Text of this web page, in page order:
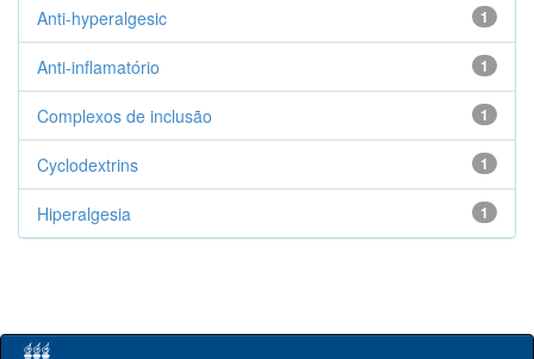
1
Anti-hyperalgesic
1
Anti-inflamatório
1
Complexos de inclusão
1
Cyclodextrins
1
Hiperalgesia